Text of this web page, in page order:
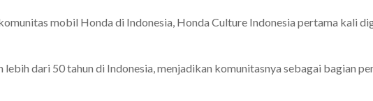
mobil Honda di Indonesia, Honda Culture Indonesia pertama kali
lebih dari 50 tahun di Indonesia, menjadikan komunitasnya sebagai bagian